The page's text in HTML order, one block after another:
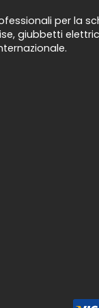
per la
giubbetti